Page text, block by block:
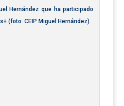
Hernández que ha participado
(foto: CEIP Miguel Hernández)